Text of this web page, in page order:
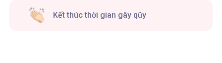
Kết thúc thời gian gây qũy